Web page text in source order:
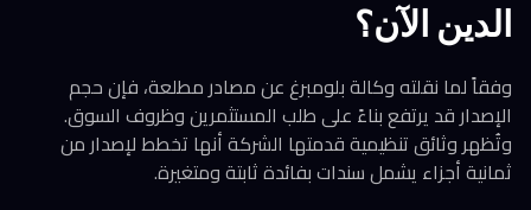
الدين الآن؟
وفقاً لما نقلته وكالة بلومبرغ عن مصادر مطلعة، فإن حجم
الإصدار قد يرتفع بناءً على طلب المستثمرين وظروف السوق.
وتُظهر وثائق تنظيمية قدمتها الشركة أنها تخطط لإصدار من
ثمانية أجزاء يشمل سندات بفائدة ثابتة ومتغيرة.